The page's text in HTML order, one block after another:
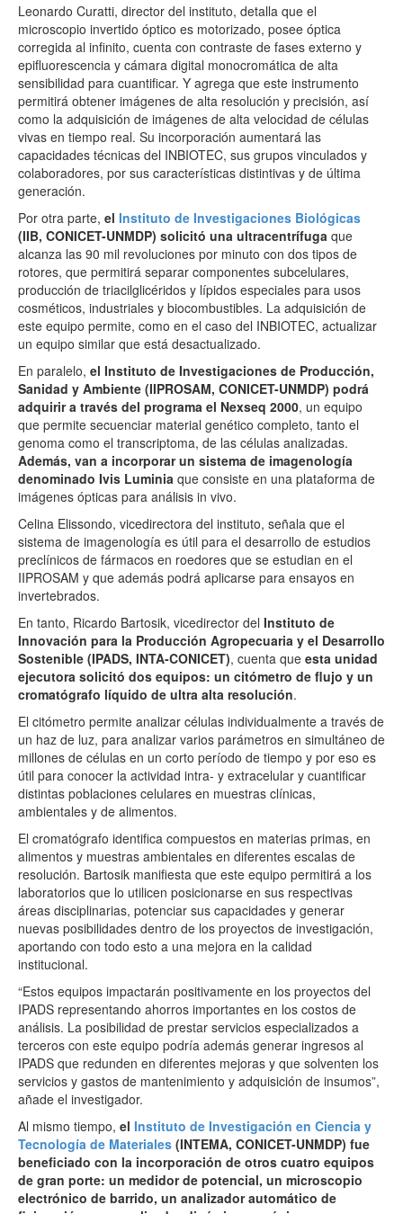
Leonardo Curatti, director del instituto, detalla que el
microscopio invertido óptico es motorizado, posee óptica
corregida al infinito, cuenta con contraste de fases externo y
epifluorescencia y cámara digital monocromática de alta
sensibilidad para cuantificar. Y agrega que este instrumento
permitirá obtener imágenes de alta resolución y precisión, así
como la adquisición de imágenes de alta velocidad de células
vivas en tiempo real. Su incorporación aumentará las
capacidades técnicas del INBIOTEC, sus grupos vinculados y
colaboradores, por sus características distintivas y de última
generación.
Por otra parte, el Instituto de Investigaciones Biológicas
(IIB, CONICET-UNMDP) solicitó una ultracentrífuga que
alcanza las 90 mil revoluciones por minuto con dos tipos de
rotores, que permitirá separar componentes subcelulares,
producción de triacilglicéridos y lípidos especiales para usos
cosméticos, industriales y biocombustibles. La adquisición de
este equipo permite, como en el caso del INBIOTEC, actualizar
un equipo similar que está desactualizado.
En paralelo, el Instituto de Investigaciones de Producción,
Sanidad y Ambiente (IIPROSAM, CONICET-UNMDP) podrá
adquirir a través del programa el Nexseq 2000, un equipo
que permite secuenciar material genético completo, tanto el
genoma como el transcriptoma, de las células analizadas.
Además, van a incorporar un sistema de imagenología
denominado Ivis Luminia que consiste en una plataforma de
imágenes ópticas para análisis in vivo.
Celina Elissondo, vicedirectora del instituto, señala que el
sistema de imagenología es útil para el desarrollo de estudios
preclínicos de fármacos en roedores que se estudian en el
IIPROSAM y que además podrá aplicarse para ensayos en
invertebrados.
En tanto, Ricardo Bartosik, vicedirector del Instituto de
Innovación para la Producción Agropecuaria y el Desarrollo
Sostenible (IPADS, INTA-CONICET), cuenta que esta unidad
ejecutora solicitó dos equipos: un citómetro de flujo y un
cromatógrafo líquido de ultra alta resolución.
El citómetro permite analizar células individualmente a través de
un haz de luz, para analizar varios parámetros en simultáneo de
millones de células en un corto período de tiempo y por eso es
útil para conocer la actividad intra- y extracelular y cuantificar
distintas poblaciones celulares en muestras clínicas,
ambientales y de alimentos.
El cromatógrafo identifica compuestos en materias primas, en
alimentos y muestras ambientales en diferentes escalas de
resolución. Bartosik manifiesta que este equipo permitirá a los
laboratorios que lo utilicen posicionarse en sus respectivas
áreas disciplinarias, potenciar sus capacidades y generar
nuevas posibilidades dentro de los proyectos de investigación,
aportando con todo esto a una mejora en la calidad
institucional.
“Estos equipos impactarán positivamente en los proyectos del
IPADS representando ahorros importantes en los costos de
análisis. La posibilidad de prestar servicios especializados a
terceros con este equipo podría además generar ingresos al
IPADS que redunden en diferentes mejoras y que solventen los
servicios y gastos de mantenimiento y adquisición de insumos”,
añade el investigador.
Al mismo tiempo, el Instituto de Investigación en Ciencia y
Tecnología de Materiales (INTEMA, CONICET-UNMDP) fue
beneficiado con la incorporación de otros cuatro equipos
de gran porte: un medidor de potencial, un microscopio
electrónico de barrido, un analizador automático de